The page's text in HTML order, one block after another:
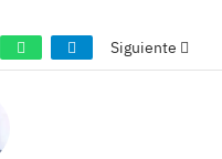
Siguiente